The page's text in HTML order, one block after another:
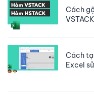
Cách
Cách
Excel